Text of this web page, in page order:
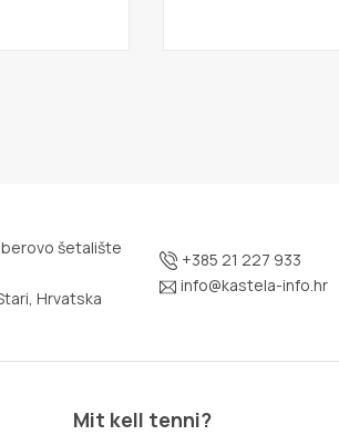
šetalište
Hrvatska
+385 21 227 933
info@kastela-info.hr
Mit kell tenni?